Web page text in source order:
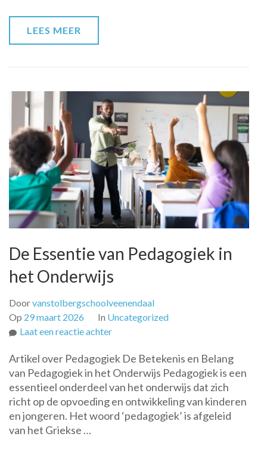
LEES MEER
De Essentie van Pedagogiek in
het Onderwijs
Doorvanstolbergschoolveenendaal
Op 29 maart 2026 In Uncategorized
Laat een reactie achterop
Essentie
van
Pedagogiek
in
het
Artikel over Pedagogiek De Betekenis en Belang
van Pedagogiek in het Onderwijs Pedagogiek is een
essentieel onderdeel van het onderwijs dat zich
richt op de opvoeding en ontwikkeling van kinderen
en jongeren. Het woord ‘pedagogiek’ is afgeleid
van het Griekse …